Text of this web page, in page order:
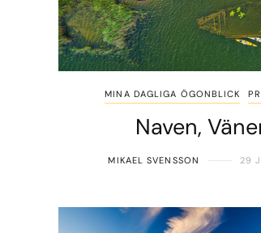
MINA DAGLIGA ÖGONBLICK
Naven,
MIKAEL SVENSSON 29